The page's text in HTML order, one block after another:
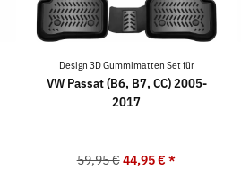
Design 3D Gummimatten Set für
VW Passat (B6, B7, CC) 2005-
2017
59,95 € 44,95 €*